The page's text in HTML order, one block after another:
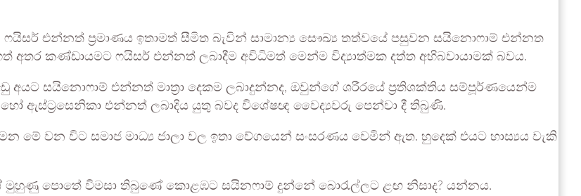
එන්නත් ප‍්‍රමාණය ඉතාමත් සීමිත බැවින් සාමාන්‍ය සෞඛ්‍ය තත්වයේ පසුවන සයිනොෆාම් එන්නත
කණ්ඩායමට ෆයිසර් එන්නත් ලබාදීම අවිධිමත් මෙන්ම විද්‍යාත්මක දත්ත අභිබවායාමක් බවය.
අයට සයිනොෆාම් එන්නත් මාත‍්‍රා දෙකම ලබාදුන්නද, ඔවුන්ගේ ශරීරයේ ප‍්‍රතිශක්තිය සම්පූර්ණයෙන්ම
ඇස්ට‍්‍රසෙනිකා එන්නත් ලබාදිය යුතු බවද විශේෂඥ වෛද්‍යවරු පෙන්වා දී තිබුණි.
වන විට සමාජ මාධ්‍ය ජාලා වල ඉතා වේගයෙන් සංසරණය වෙමින් ඇත. හුදෙක් එයට හාස්‍යය වැකි
මුහුණු පොතේ විමසා තිබුණේ කොළඹට සයිනෆාම් දුන්නේ බොරැල්ලට ළඟ නිසාද? යන්නය.